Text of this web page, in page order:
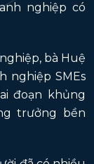
nghiệp có
bà Huệ
nghiệp SMEs
đoạn khủng
trưởng bền